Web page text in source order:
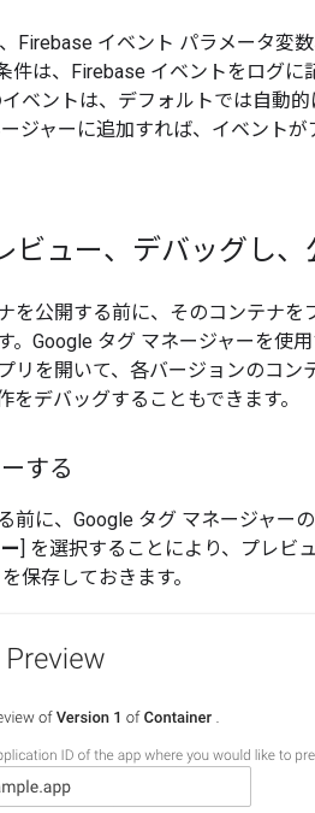
Firebase イベント パラメータ変数
件は、Firebase イベントをログ
ベントは、デフォルトでは自動
ジャーに追加すれば、イベント
ビュー、デバッグし、
を公開する前に、そのコンテナ
。Google タグ マネージャーを使
リを開いて、各バージョンのコン
をデバッグすることもできます。
する
前に、Google タグ マネージャー
] を選択することにより、プレビ
保存しておきます。